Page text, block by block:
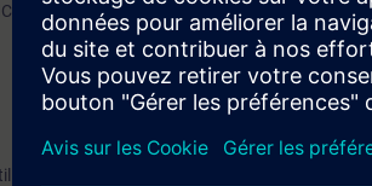
S7.
SIMATIC S7 Programmering 2 eller tilsvarende.